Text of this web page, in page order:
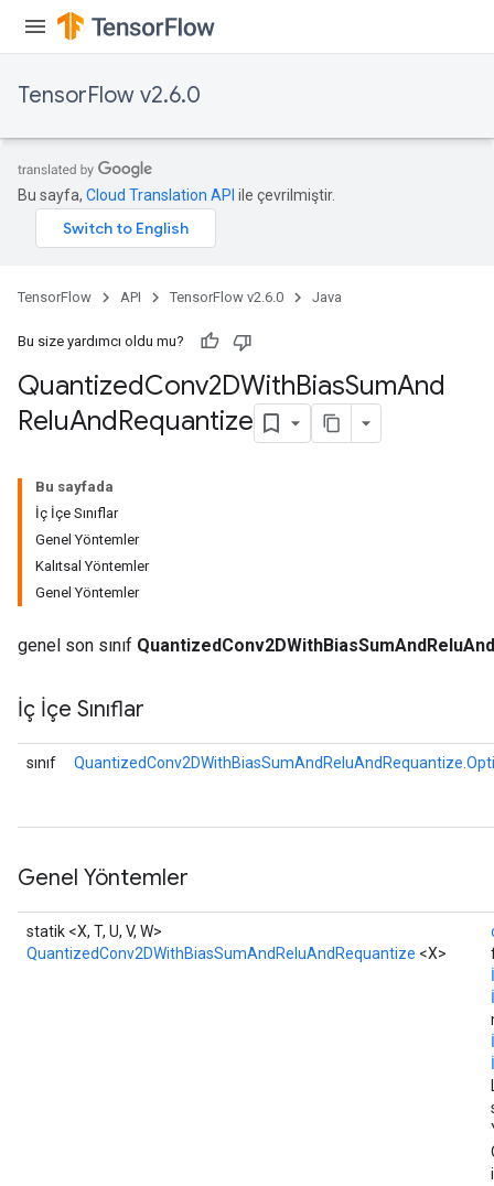
TensorFlow v2.6.0
Bu sayfa, Cloud Translation API ile çevrilmiştir.
TensorFlow API TensorFlow v2.6.0 Java
Bu size yardımcı oldu mu?
QuantizedConv2DWithBiasSumAnd
ReluAndRequantize
Bu sayfada
İç İçe Sınıflar
Genel Yöntemler
Kalıtsal Yöntemler
Genel Yöntemler
genel son sınıf
İç İçe Sınıflar
sınıf
Genel Yöntemler
statik <X, T, U, V, W>
QuantizedConv2DWithBiasSumAndReluAndRequantize <X>